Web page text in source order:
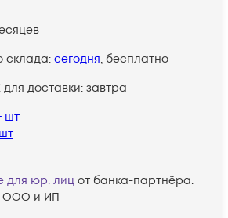
склада: сегодня, бесплатно
доставки: завтра
шт
для юр. лиц от банка-партнёра.
ООО и ИП